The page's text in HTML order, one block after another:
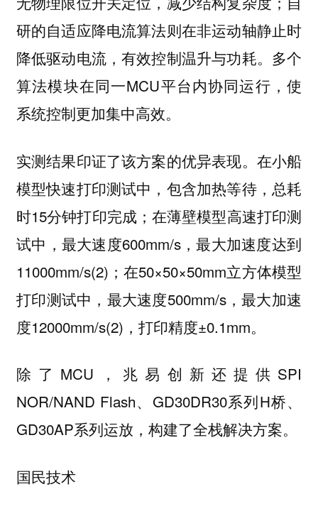
研的自适应降电流算法则在非运动轴静止时
降低驱动电流，有效控制温升与功耗。多个
算法模块在同一MCU平台内协同运行，使
系统控制更加集中高效。
实测结果印证了该方案的优异表现。在小船
模型快速打印测试中，包含加热等待，总耗
时15分钟打印完成；在薄壁模型高速打印测
试中，最大速度600mm/s，最大加速度达到
11000mm/s(2)；在50×50×50mm立方体模型
打印测试中，最大速度500mm/s，最大加速
度12000mm/s(2)，打印精度±0.1mm。
除了MCU，兆易创新还提供SPI
NOR/NAND Flash、GD30DR30系列H桥、
GD30AP系列运放，构建了全栈解决方案。
国民技术